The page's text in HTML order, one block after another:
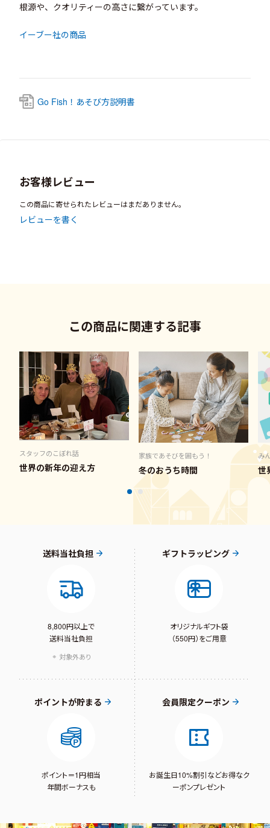
根源や、クオリティーの高さに繋がっています。
イーブー社の商品
Go Fish！あそび方説明書
お客様レビュー
この商品に寄せられたレビューはまだありません。
レビューを書く
この商品に関連する記事
スタッフのこぼれ話
世界の新年の迎え方
家族であそびを囲もう！
冬のおうち時間
み
世
送料当社負担
8,800円以上で
送料当社負担
対象外あり
ギフトラッピング
オリジナルギフト袋
（550円）をご用意
ポイントが貯まる
ポイント＝1円相当
年間ボーナスも
会員限定クーポン
お誕生日10%割引などお得なク
ーポンプレゼント